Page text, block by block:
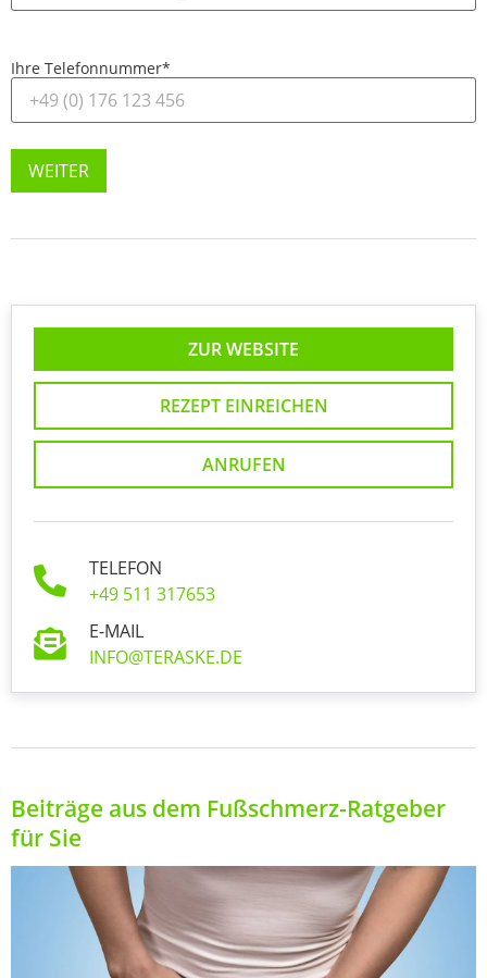
Ihre Telefonnummer*
WEITER
ZUR WEBSITE
REZEPT EINREICHEN
ANRUFEN
TELEFON
+49 511 317653
E-MAIL
INFO@TERASKE.DE
Beiträge aus dem Fußschmerz-Ratgeber
für Sie